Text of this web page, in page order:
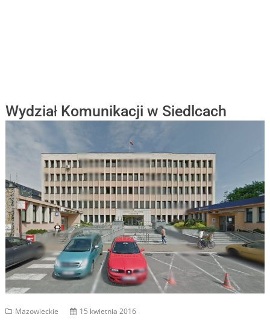
Wydział Komunikacji w Siedlcach
Mazowieckie 15 kwietnia 2016